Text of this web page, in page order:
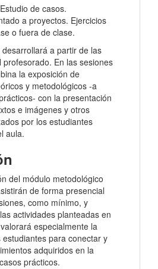
de casos.
a proyectos. Ejercicios
o fuera de clase.
a partir de las
profesorado. En las sesiones
la exposición de
y metodológicos -a
con la presentación
e imágenes y otros
por los estudiantes
aula.
del módulo metodológico
de forma presencial
como mínimo, y
actividades planteadas en
especialmente la
para conectar y
adquiridos en la
prácticos.